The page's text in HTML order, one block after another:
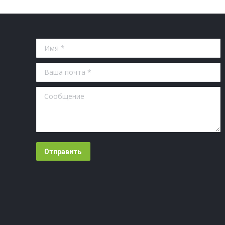
Имя *
Ваша почта *
Сообщение
Отправить